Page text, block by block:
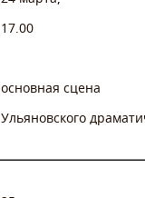
17.00
основная сцена
Ульяновского